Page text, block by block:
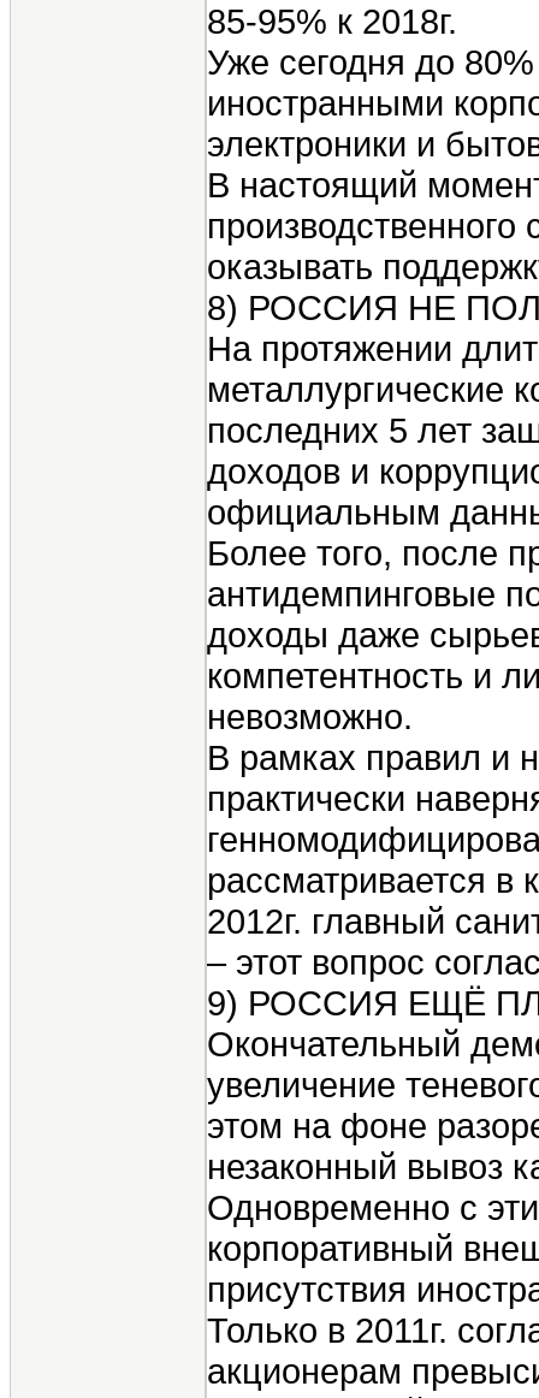
85-95% к 2018г.
Уже сегодня до
иностранными
электроники и
В настоящий
оказывать
8) РОССИЯ НЕ
На протяжении
металлургические
последних 5 лет
доходов и
официальным
Более того, после
антидемпинговые
доходы даже
компетентность и
невозможно.
В рамках правил и
практически
рассматривается в
2012г. главный
– этот вопрос
9) РОССИЯ ЕЩЁ
Окончательный
увеличение
этом на фоне
незаконный вывоз
Одновременно с
корпоративный
присутствия
Только в 2011г.
акционерам